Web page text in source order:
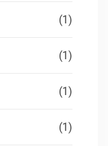
(1)
(1)
(1)
(1)